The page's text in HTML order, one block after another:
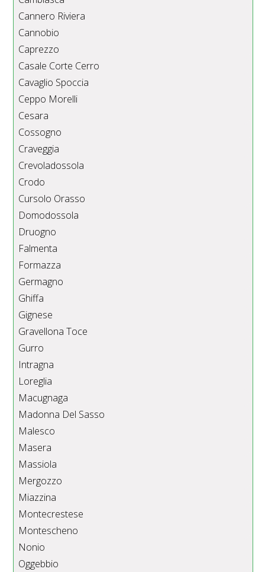
Cannero Riviera
Cannobio
Caprezzo
Casale Corte Cerro
Cavaglio Spoccia
Ceppo Morelli
Cesara
Cossogno
Craveggia
Crevoladossola
Crodo
Cursolo Orasso
Domodossola
Druogno
Falmenta
Formazza
Germagno
Ghiffa
Gignese
Gravellona Toce
Gurro
Intragna
Loreglia
Macugnaga
Madonna Del Sasso
Malesco
Masera
Massiola
Mergozzo
Miazzina
Montecrestese
Montescheno
Nonio
Oggebbio